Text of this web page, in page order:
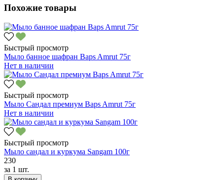
Похожие товары
Быстрый просмотр
Мыло банное шафран Baps Amrut 75г
Нет в наличии
Быстрый просмотр
Мыло Сандал премиум Baps Amrut 75г
Нет в наличии
Быстрый просмотр
Мыло сандал и куркума Sangam 100г
230
за 1 шт.